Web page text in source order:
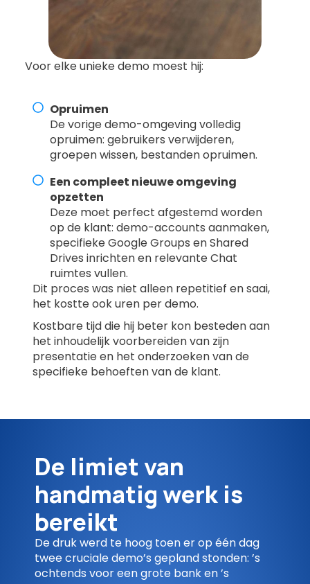
Voor elke unieke demo moest hij:
Opruimen
De vorige demo-omgeving volledig
opruimen: gebruikers verwijderen,
groepen wissen, bestanden opruimen.
Een compleet nieuwe omgeving
opzetten
Deze moet perfect afgestemd worden
op de klant: demo-accounts aanmaken,
specifieke Google Groups en Shared
Drives inrichten en relevante Chat
ruimtes vullen.
Dit proces was niet alleen repetitief en saai,
het kostte ook uren per demo.
Kostbare tijd die hij beter kon besteden aan
het inhoudelijk voorbereiden van zijn
presentatie en het onderzoeken van de
specifieke behoeften van de klant.
De limiet van
handmatig werk is
bereikt
De druk werd te hoog toen er op één dag
twee cruciale demo’s gepland stonden: ’s
ochtends voor een grote bank en ’s